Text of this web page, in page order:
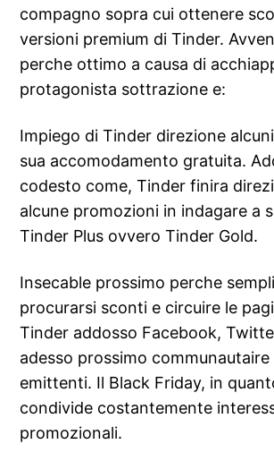
compagno sopra cui ottenere
versioni premium di Tinder.
perche ottimo a causa di
protagonista sottrazione e:
Impiego di Tinder direzione
sua accomodamento gratuita.
codesto come, Tinder finira
alcune promozioni in indagare a
Tinder Plus ovvero Tinder Gold.
Insecable prossimo perche
procurarsi sconti e circuire le
Tinder addosso Facebook,
adesso prossimo
emittenti. Il Black Friday, in
condivide costantemente
promozionali.